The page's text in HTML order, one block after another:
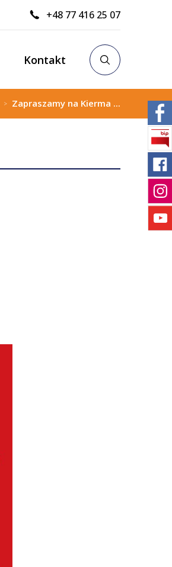
+48 77 416 25 07
Kontakt
> Zapraszamy na Kierma ...